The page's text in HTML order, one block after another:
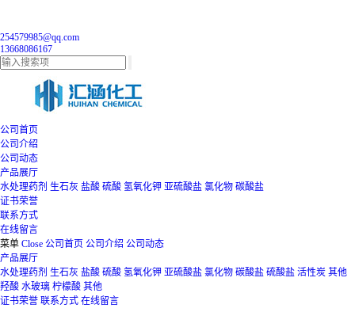
254579985@qq.com
13668086167
公司首页
公司介绍
公司动态
产品展厅
水处理药剂 生石灰 盐酸 硫酸 氢氧化钾 亚硫酸盐 氯化物 碳酸盐
证书荣誉
联系方式
在线留言
菜单 Close 公司首页 公司介绍 公司动态
产品展厅
水处理药剂 生石灰 盐酸 硫酸 氢氧化钾 亚硫酸盐 氯化物 碳酸盐 硫酸盐 活性炭 其他
羟酸 水玻璃 柠檬酸 其他
证书荣誉 联系方式 在线留言